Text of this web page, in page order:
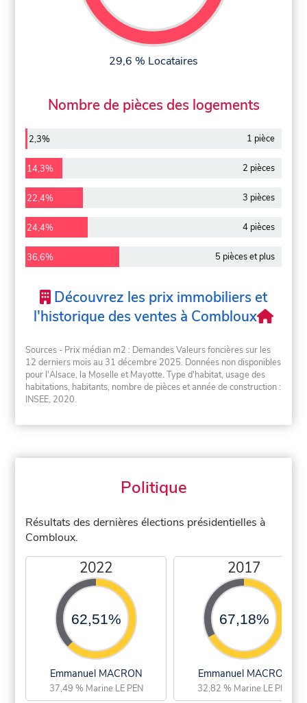
29,6 % Locataires
Nombre de pièces des logements
2,3% 1 pièce
14,3% 2 pièces
22,4% 3 pièces
24,4% 4 pièces
36,6% 5 pièces et plus
Découvrez les prix immobiliers et
l'historique des ventes à Combloux
Sources - Prix médian m2 : Demandes Valeurs foncières sur les
12 derniers mois au 31 décembre 2025. Données non disponibles
pour l'Alsace, la Moselle et Mayotte. Type d'habitat, usage des
habitations, habitants, nombre de pièces et année de construction :
INSEE, 2020.
Politique
Résultats des dernières élections présidentielles à
Combloux.
2022
62,51%
Emmanuel MACRON
37,49 % Marine LE PEN
2017
67,18%
Emmanuel MACRON
32,82 % Marine LE PEN